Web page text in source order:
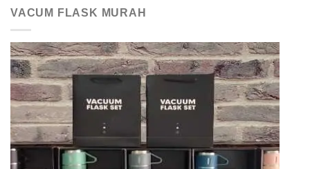
VACUM FLASK MURAH